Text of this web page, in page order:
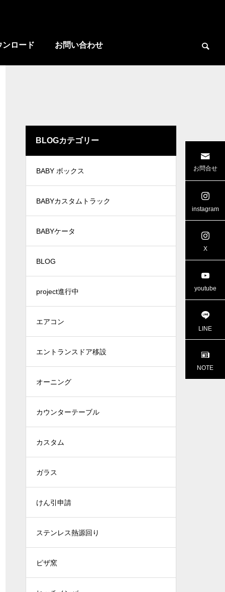
ンロード お問い合わせ
広島県 ワイド リヤゲート
project進行中 project進行

BLOGカテゴリー
BABY ボックス
BABYカスタムトラック
BABYケータ
BLOG
project進行中
エアコン
エントランスドア移設
オーニング
カウンターテーブル
カスタム
ガラス
けん引申請
ステンレス熱源回り
ピザ窯
お問合せ
instagram
X
youtube
LINE
NOTE